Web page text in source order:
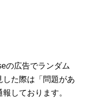
の広告でランダム
た際は「問題があ
しております。